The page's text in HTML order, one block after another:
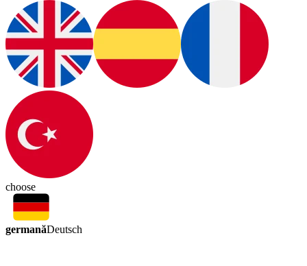
choose
germanăDeutsch